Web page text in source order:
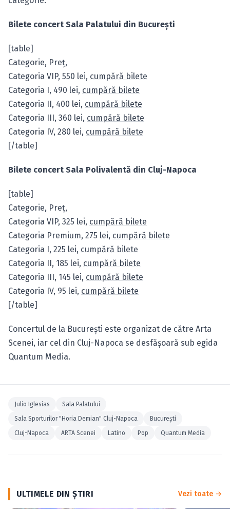
Bilete concert Sala Palatului din Bucureşti
[table]
Categorie, Preţ,
Categoria VIP, 550 lei, cumpără bilete
Categoria I, 490 lei, cumpără bilete
Categoria II, 400 lei, cumpără bilete
Categoria III, 360 lei, cumpără bilete
Categoria IV, 280 lei, cumpără bilete
[/table]
Bilete concert Sala Polivalentă din Cluj-Napoca
[table]
Categorie, Preţ,
Categoria VIP, 325 lei, cumpără bilete
Categoria Premium, 275 lei, cumpără bilete
Categoria I, 225 lei, cumpără bilete
Categoria II, 185 lei, cumpără bilete
Categoria III, 145 lei, cumpără bilete
Categoria IV, 95 lei, cumpără bilete
[/table]
Concertul de la Bucureşti este organizat de către Arta
Scenei, iar cel din Cluj-Napoca se desfăşoară sub egida
Quantum Media.
Julio Iglesias
Sala Palatului
Sala Sporturilor "Horia Demian" Cluj-Napoca
Bucureşti
Cluj-Napoca
ARTA Scenei Latino Pop Quantum Media
ULTIMELE DIN ŞTIRI Vezi toate →